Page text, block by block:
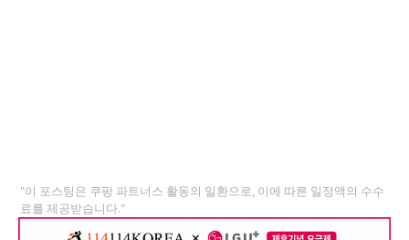
"이 포스팅은 쿠팡 파트너스 활동의 일환으로, 이에 따른 일정액의 수수
료를 제공받습니다."